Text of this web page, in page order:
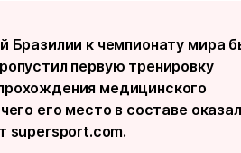
Бразилии к чемпионату мира
первую тренировку
медицинского
его место в составе
supersport.com.